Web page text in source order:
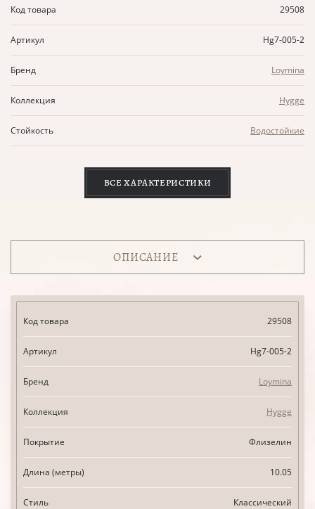
Код товара 29508
Артикул Hg7-005-2
Бренд Loymina
Коллекция Hygge
Стойкость Водостойкие
ВСЕ ХАРАКТЕРИСТИКИ
ОПИСАНИЕ
Код товара 29508
Артикул Hg7-005-2
Бренд Loymina
Коллекция Hygge
Покрытие Флизелин
Длина (метры) 10.05
Стиль Классический